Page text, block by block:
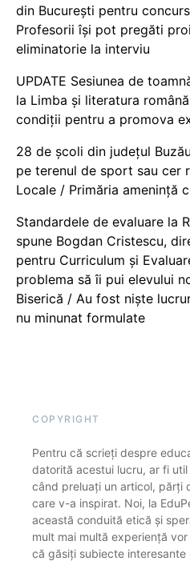
din București pentru
Profesorii își pot pregăti
eliminatorie la interviu
UPDATE Sesiunea de
la Limba și literatura
condiții pentru a promova
28 de școli din județul
pe terenul de sport sau cer
Locale / Primăria amenință
Standardele de evaluare la
spune Bogdan Cristescu,
pentru Curriculum și
problema să îi pui elevului
Biserică / Au fost niște
nu minunat formulate
COPYRIGHT
Pentru că scrieți despre
datorită acestui lucru, ar fi
când preluați un articol, părți
care v-a inspirat. Noi, la
această conduită etică și
mult mai multă experiență
că găsiți subiecte interesante